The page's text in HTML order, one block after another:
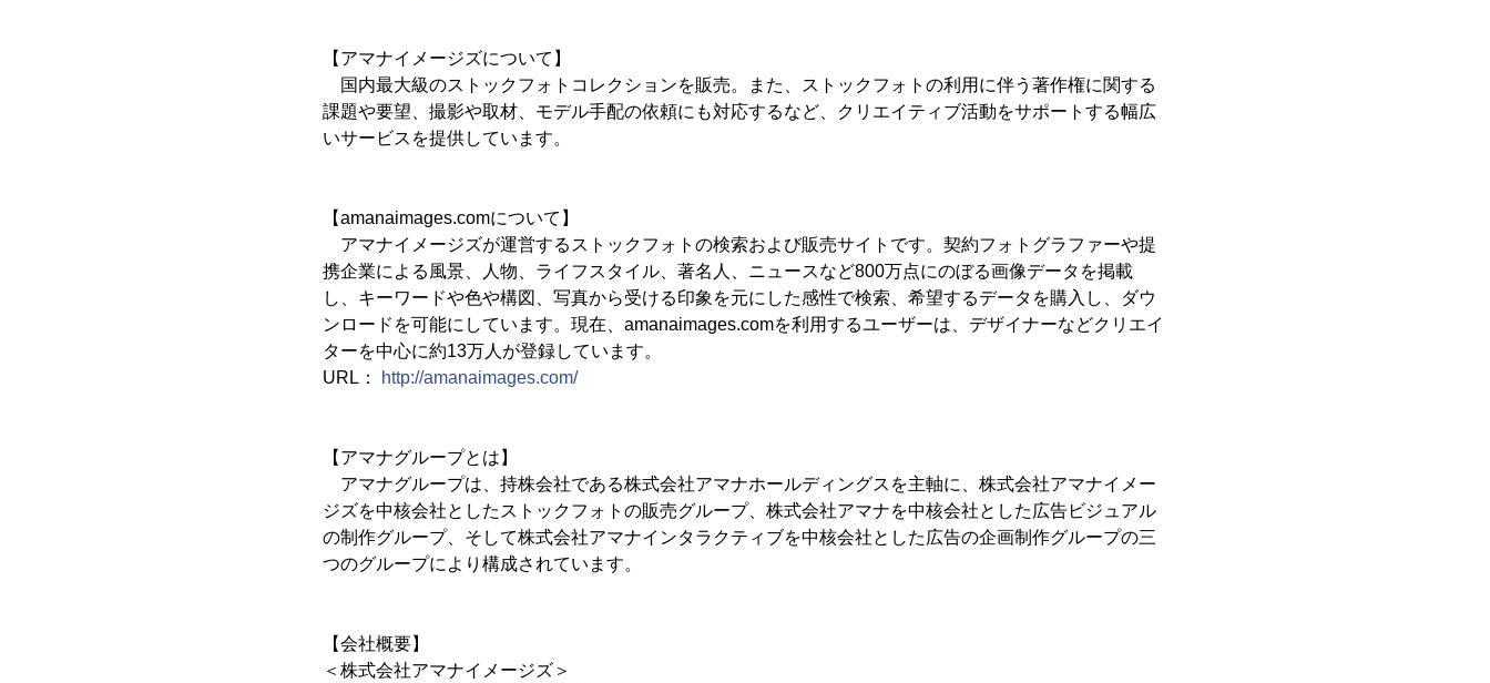
【アマナイメージズについて】
国内最大級のストックフォトコレクションを販売。また、ストックフォトの利用に伴う著作権に関する
課題や要望、撮影や取材、モデル手配の依頼にも対応するなど、クリエイティブ活動をサポートする幅広
いサービスを提供しています。
【amanaimages.comについて】
アマナイメージズが運営するストックフォトの検索および販売サイトです。契約フォトグラファーや提
携企業による風景、人物、ライフスタイル、著名人、ニュースなど800万点にのぼる画像データを掲載
し、キーワードや色や構図、写真から受ける印象を元にした感性で検索、希望するデータを購入し、ダウ
ンロードを可能にしています。現在、amanaimages.comを利用するユーザーは、デザイナーなどクリエイ
ターを中心に約13万人が登録しています。
URL：
http://amanaimages.com/
【アマナグループとは】
アマナグループは、持株会社である株式会社アマナホールディングスを主軸に、株式会社アマナイメー
ジズを中核会社としたストックフォトの販売グループ、株式会社アマナを中核会社とした広告ビジュアル
の制作グループ、そして株式会社アマナインタラクティブを中核会社とした広告の企画制作グループの三
つのグループにより構成されています。
【会社概要】
＜株式会社アマナイメージズ＞